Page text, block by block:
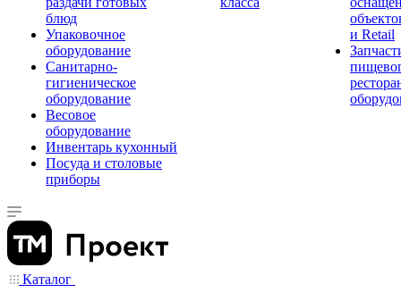
блюд
Упаковочное
оборудование
Санитарно-
гигиеническое
оборудование
Весовое
оборудование
Инвентарь кухонный
Посуда и столовые
приборы
и Retail
Каталог